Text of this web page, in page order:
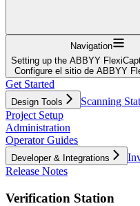
Navigation
Setting up the ABBYY
Configure el sitio de ABBYY
Get Started
Design Tools
Scanning
Project Setup
Administration
Operator Guides
Developer & Integrations
Release Notes
Verification Station